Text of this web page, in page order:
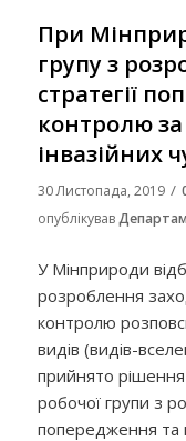
При
групу з
стратегії
контролю
інвазійних
30 Листопада, 2019 /
опублікував
У Мінприроди
розроблення
контролю
видів (видів-
прийнято
робочої групи з
попередження